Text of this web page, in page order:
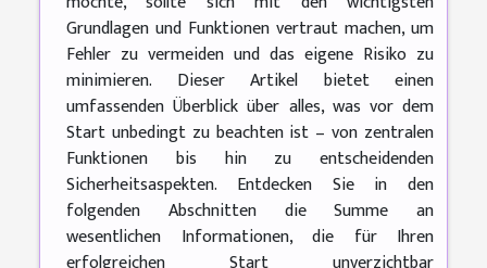
Grundlagen und Funktionen vertraut machen, um
Fehler zu vermeiden und das eigene Risiko zu
minimieren. Dieser Artikel bietet einen
umfassenden Überblick über alles, was vor dem
Start unbedingt zu beachten ist – von zentralen
Funktionen bis hin zu entscheidenden
Sicherheitsaspekten. Entdecken Sie in den
folgenden Abschnitten die Summe an
wesentlichen Informationen, die für Ihren